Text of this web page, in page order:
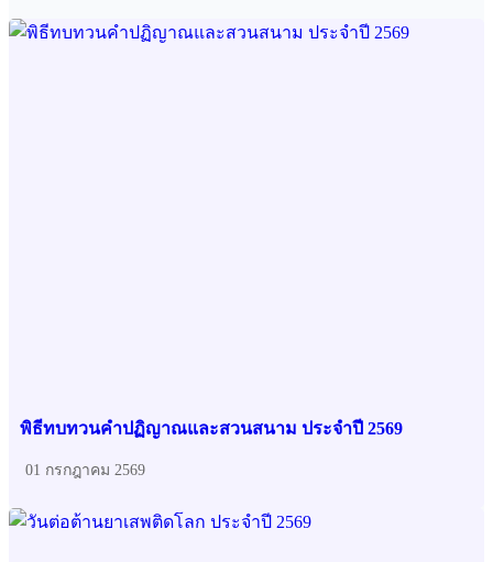
พิธีทบทวนคำปฏิญาณและสวนสนาม ประจำปี 2569
01 กรกฎาคม 2569